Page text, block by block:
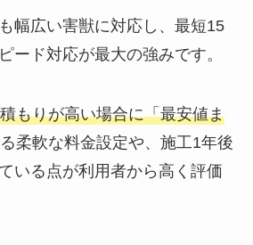
幅広い害獣に対応し、最短15
ード対応が最大の強みです。
もりが高い場合に「最安値ま
柔軟な料金設定や、施工1年後
いる点が利用者から高く評価